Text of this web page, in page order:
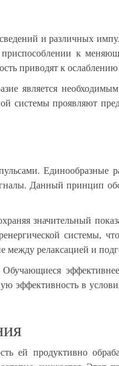
и различных
к
приводят к
является
системы проявляют
Единообразные
Данный принцип
значительный
системы,
между релаксацией и
в
ей продуктивно